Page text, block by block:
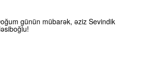
günün mübarək, əziz Sevindik